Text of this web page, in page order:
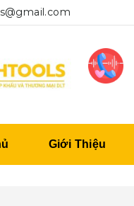
Giới Thiệu